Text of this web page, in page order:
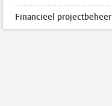
Financieel projectbeheer